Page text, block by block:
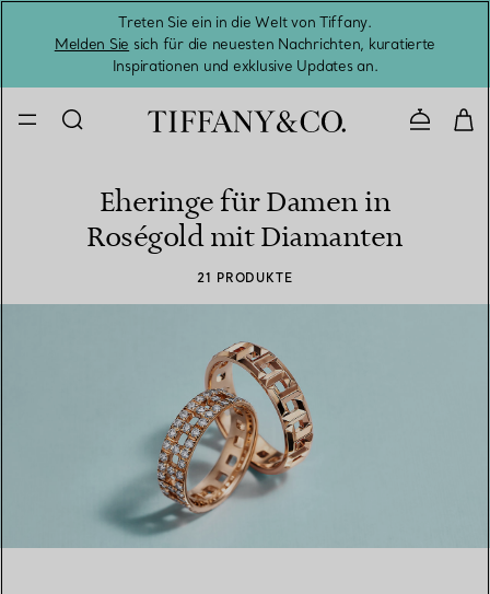
Treten Sie ein in die Welt von Tiffany.
Melden Sie sich für die neuesten Nachrichten, kuratierte
Inspirationen und exklusive Updates an.
Eheringe für Damen in
Roségold mit Diamanten
21 PRODUKTE